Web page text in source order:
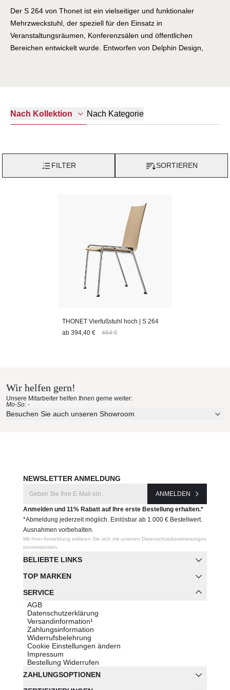
Der S 264 von Thonet ist ein vielseitiger und funktionaler
Mehrzweckstuhl, der speziell für den Einsatz in
Veranstaltungsräumen, Konferenzsälen und öffentlichen
Bereichen entwickelt wurde. Entworfen von Delphin Design,
Nach Kollektion Nach Kategorie
FILTER SORTIEREN
THONET Vierfußstuhl hoch | S 264
ab 394,40 € 464 €
Wir helfen gern!
Unsere Mitarbeiter helfen Ihnen gerne weiter:
Mo-So: -
Besuchen Sie auch unseren Showroom
BELIEBTE LINKS
TOP MARKEN
SERVICE
AGB
Datenschutzerklärung
Versandinformation¹
Zahlungsinformation
Widerrufsbelehrung
Cookie Einstellungen ändern
Impressum
Bestellung Widerrufen
NEWSLETTER ANMELDUNG
ANMELDEN
Anmelden und 11% Rabatt auf Ihre erste Bestellung erhalten.*
*Abmeldung jederzeit möglich. Einlösbar ab 1.000 € Bestellwert.
Ausnahmen vorbehalten.
Mit Ihrer Anmeldung erklären Sie sich mit unseren Datenschutzbestimmungen
einverstanden.
ZAHLUNGSOPTIONEN